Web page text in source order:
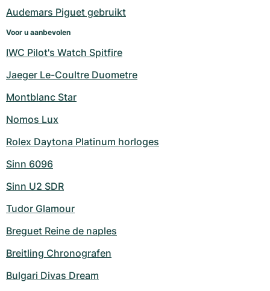
Audemars Piguet gebruikt
Voor u aanbevolen
IWC Pilot's Watch Spitfire
Jaeger Le-Coultre Duometre
Montblanc Star
Nomos Lux
Rolex Daytona Platinum horloges
Sinn 6096
Sinn U2 SDR
Tudor Glamour
Breguet Reine de naples
Breitling Chronografen
Bulgari Divas Dream